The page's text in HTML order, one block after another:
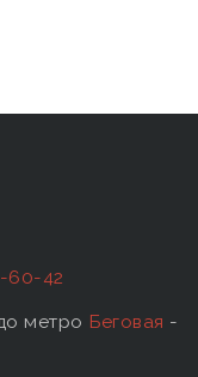
60-42
метро Беговая -